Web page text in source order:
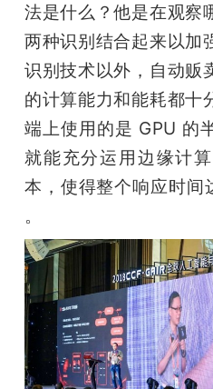
法是什么？他是在观察
两种识别结合起来以加
识别技术以外，自动贩
的计算能力和能耗都十
端上使用的是 GPU 的
就能充分运用边缘计
本，使得整个响应时
。